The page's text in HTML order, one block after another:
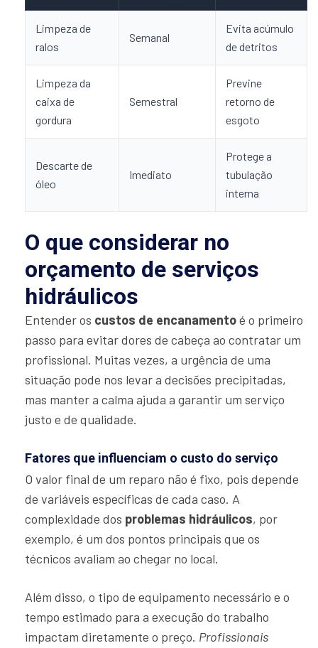
Limpeza de
ralos
Semanal
Evita acúmulo
de detritos
Limpeza da
caixa de
gordura
Semestral
Previne
retorno de
esgoto
Descarte de
óleo
Imediato
Protege a
tubulação
interna
O que considerar no
orçamento de serviços
hidráulicos
Entender os custos de encanamentoé o primeiro
passo para evitar dores de cabeça ao contratar um
profissional. Muitas vezes, a urgência de uma
situação pode nos levar a decisões precipitadas,
mas manter a calma ajuda a garantir um serviço
justo e de qualidade.
Fatores que influenciam o custo do serviço
O valor final de um reparo não é fixo, pois depende
de variáveis específicas de cada caso. A
complexidade dos problemas hidráulicos, por
exemplo, é um dos pontos principais que os
técnicos avaliam ao chegar no local.
Além disso, o tipo de equipamento necessário e o
tempo estimado para a execução do trabalho
impactam diretamente o preço. Profissionais